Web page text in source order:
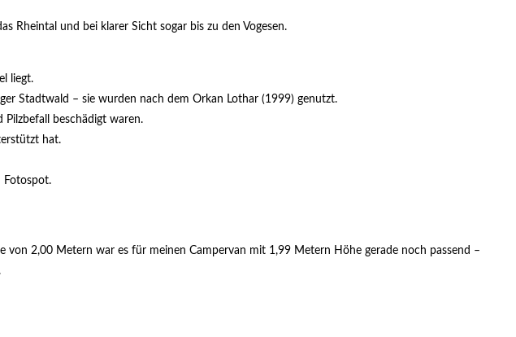
Rheintal und bei klarer Sicht sogar bis zu den Vogesen.
liegt.
Stadtwald – sie wurden nach dem Orkan Lothar (1999) genutzt.
beschädigt waren.
hat.
Fotospot.
von 2,00 Metern war es für meinen Campervan mit 1,99 Metern Höhe gerade noch passend –